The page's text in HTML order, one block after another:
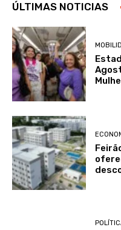
ÚLTIMAS NOTICIAS